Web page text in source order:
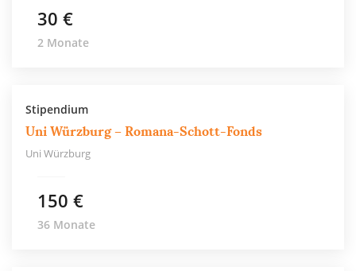
30 €
2 Monate
Stipendium
Uni Würzburg – Romana-Schott-Fonds
Uni Würzburg
150 €
36 Monate